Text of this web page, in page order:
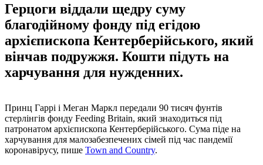
Герцоги віддали щедру суму
благодійному фонду під егідою
архієпископа Кентерберійського, який
вінчав подружжя. Кошти підуть на
харчування для нужденних.
Принц Гаррі і Меган Маркл передали 90 тисяч фунтів
стерлінгів фонду Feeding Britain, який знаходиться під
патронатом архієпископа Кентерберійського. Сума піде на
харчування для малозабезпечених сімей під час пандемії
коронавірусу, пише Town and Country.